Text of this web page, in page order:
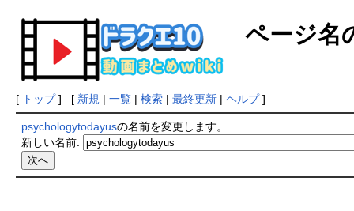
ページ名
[ トップ] [ 新規 | 一覧| 検索| 最終更新| ヘルプ]
psychologytodayusの名前を変更します。
新しい名前: